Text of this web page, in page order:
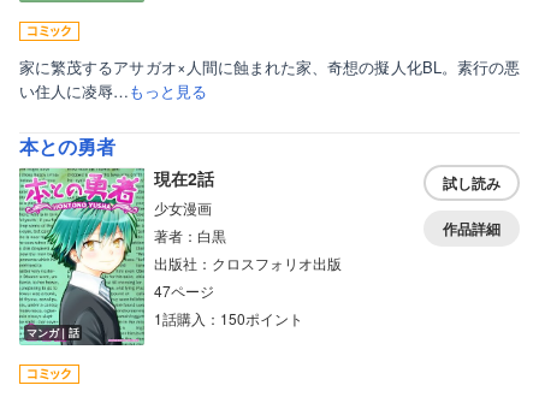
家に繁茂するアサガオ×人間に蝕まれた家、奇想の擬人化BL。素行の悪
い住人に凌辱…もっと見る
本との勇者
マンガ｜話
現在2話
少女漫画
著者：白黒
出版社：クロスフォリオ出版
47ページ
1話購入：150ポイント
試し読み
作品詳細